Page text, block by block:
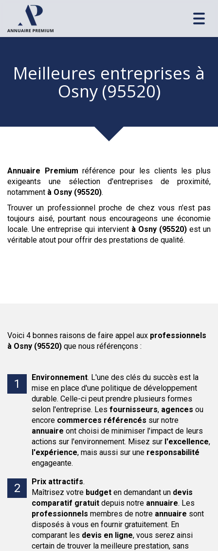
Meilleures entreprises à
Osny (95520)
Annuaire Premium référence pour les clients les plus
exigeants une sélection d'entreprises de proximité,
notamment à Osny (95520).
Trouver un professionnel proche de chez vous n'est pas
toujours aisé, pourtant nous encourageons une économie
locale. Une entreprise qui intervient à Osny (95520) est un
véritable atout pour offrir des prestations de qualité.
Voici 4 bonnes raisons de faire appel aux professionnels
à Osny (95520) que nous référençons :
Environnement. L'une des clés du succès est la
mise en place d'une politique de développement
durable. Celle-ci peut prendre plusieurs formes
selon l'entreprise. Les fournisseurs, agences ou
encore commerces référencés sur notre
annuaire ont choisi de minimiser l'impact de leurs
actions sur l'environnement. Misez sur l'excellence,
l'expérience, mais aussi sur une responsabilité
engageante.
Prix attractifs.
Maîtrisez votre budget en demandant un devis
comparatif gratuit depuis notre annuaire. Les
professionnels membres de notre annuaire sont
disposés à vous en fournir gratuitement. En
comparant les devis en ligne, vous serez ainsi
certain de trouver la meilleure prestation, sans